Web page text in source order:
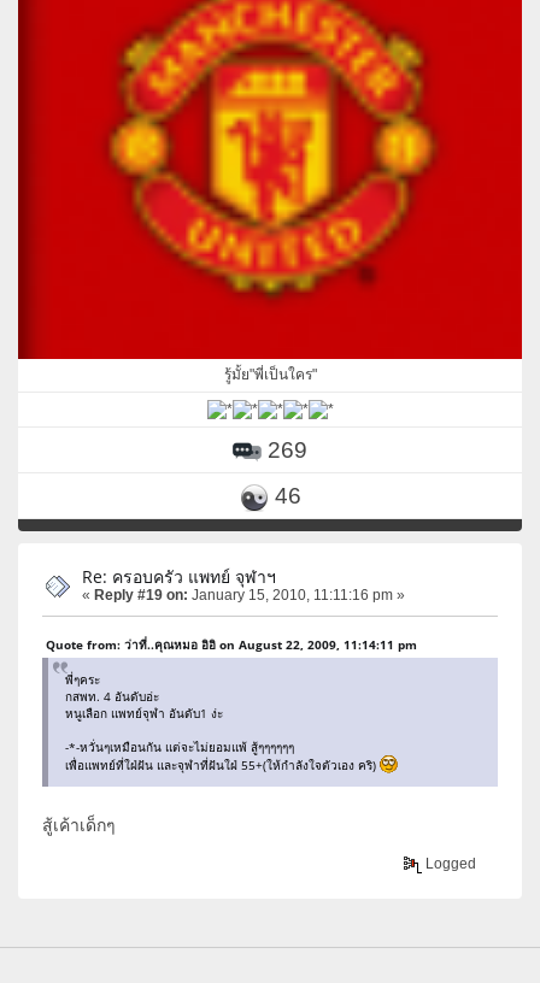
รู้มั้ย"พี่เป็นใคร"
269
46
Re: ครอบครัว แพทย์ จุฬาฯ
« Reply #19 on: January 15, 2010, 11:11:16 pm »
Quote from: ว่าที่..คุณหมอ อิอิ on August 22, 2009, 11:14:11 pm
พี่ๆคระ
กสพท. 4 อันดับอ่ะ
หนูเลือก แพทย์จุฬา อันดับ1 ง่ะ
-*-หวั่นๆเหมือนกัน แต่จะไม่ยอมแพ้ สู้ๆๆๆๆๆๆ
เพื่อแพทย์ที่ใฝ่ฝัน และจุฬาที่ฝันใฝ่ 55+(ให้กำลังใจตัวเอง คริ)
สู้เค้าเด็กๆ
Logged